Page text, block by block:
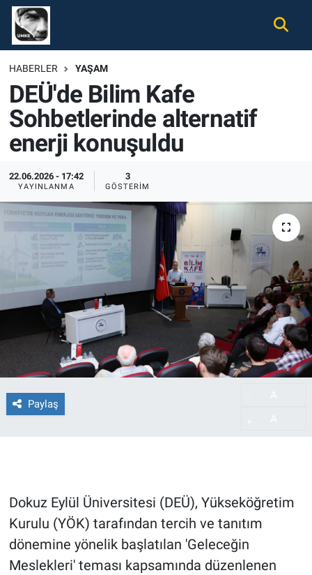
HABERLER YAŞAM
DEÜ'de Bilim Kafe
Sohbetlerinde alternatif
enerji konuşuldu
22.06.2026 - 17:42
YAYINLANMA
3
GÖSTERIM
Paylaş
Dokuz Eylül Üniversitesi (DEÜ), Yükseköğretim
Kurulu (YÖK) tarafından tercih ve tanıtım
dönemine yönelik başlatılan 'Geleceğin
Meslekleri' teması kapsamında düzenlenen
Gündem
Ekonomi
Spor
Magazin
Tüm Haberler
İletişim
Künye
Nöbetçi Eczaneler
Hava Durumu
Namaz Vakitleri
Trafik Durumu
Süper Lig Puan Durumu ve Fikstür
Tüm Manşetler
Son Dakika Haberleri
Haber Arşivi